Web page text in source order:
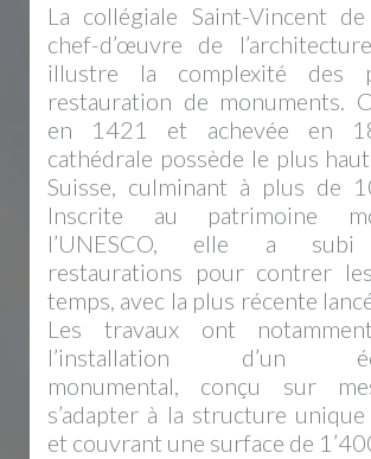
La collégiale Saint-Vincent
chef-d’œuvre de
illustre la complexité des
restauration de monuments.
en 1421 et achevée en
cathédrale possède le plus
Suisse, culminant à plus de
Inscrite au patrimoine
l’UNESCO, elle a subi
restaurations pour contrer
temps, avec la plus récente
Les travaux ont
l’installation d’un
monumental, conçu sur
s’adapter à la structure unique
et couvrant une surface de